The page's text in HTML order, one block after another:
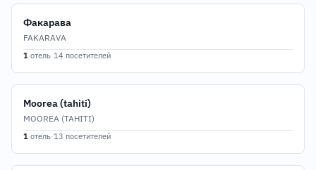
Факарава
FAKARAVA
1 отель·14 посетителей
Moorea (tahiti)
MOOREA (TAHITI)
1 отель·13 посетителей